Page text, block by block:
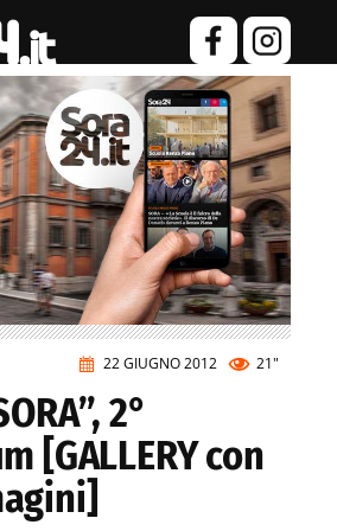
22 GIUGNO 2012 21"
2°
[GALLERY con